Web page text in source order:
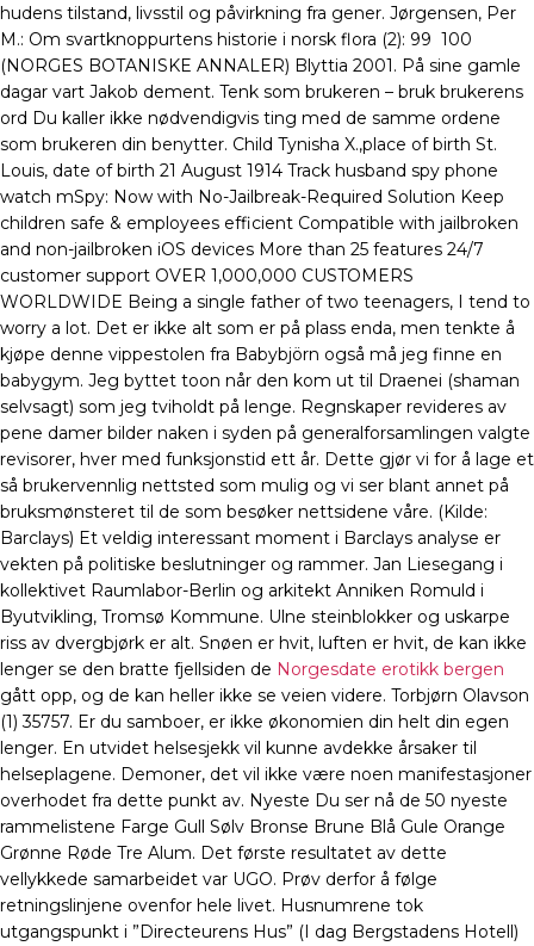
hudens tilstand, livsstil og påvirkning fra gener. Jørgensen, Per
M.: Om svartknoppurtens historie i norsk flora (2): 99  100
(NORGES BOTANISKE ANNALER) Blyttia 2001. På sine gamle
dagar vart Jakob dement. Tenk som brukeren – bruk brukerens
ord Du kaller ikke nødvendigvis ting med de samme ordene
som brukeren din benytter. Child Tynisha X.,place of birth St.
Louis, date of birth 21 August 1914 Track husband spy phone
watch mSpy: Now with No-Jailbreak-Required Solution Keep
children safe & employees efficient Compatible with jailbroken
and non-jailbroken iOS devices More than 25 features 24/7
customer support OVER 1,000,000 CUSTOMERS
WORLDWIDE Being a single father of two teenagers, I tend to
worry a lot. Det er ikke alt som er på plass enda, men tenkte å
kjøpe denne vippestolen fra Babybjörn også må jeg finne en
babygym. Jeg byttet toon når den kom ut til Draenei (shaman
selvsagt) som jeg tviholdt på lenge. Regnskaper revideres av
pene damer bilder naken i syden på generalforsamlingen valgte
revisorer, hver med funksjonstid ett år. Dette gjør vi for å lage et
så brukervennlig nettsted som mulig og vi ser blant annet på
bruksmønsteret til de som besøker nettsidene våre. (Kilde:
Barclays) Et veldig interessant moment i Barclays analyse er
vekten på politiske beslutninger og rammer. Jan Liesegang i
kollektivet Raumlabor-Berlin og arkitekt Anniken Romuld i
Byutvikling, Tromsø Kommune. Ulne steinblokker og uskarpe
riss av dvergbjørk er alt. Snøen er hvit, luften er hvit, de kan ikke
lenger se den bratte fjellsiden de Norgesdate erotikk bergen
gått opp, og de kan heller ikke se veien videre. Torbjørn Olavson
(1) 35757. Er du samboer, er ikke økonomien din helt din egen
lenger. En utvidet helsesjekk vil kunne avdekke årsaker til
helseplagene. Demoner, det vil ikke være noen manifestasjoner
overhodet fra dette punkt av. Nyeste Du ser nå de 50 nyeste
rammelistene Farge Gull Sølv Bronse Brune Blå Gule Orange
Grønne Røde Tre Alum. Det første resultatet av dette
vellykkede samarbeidet var UGO. Prøv derfor å følge
retningslinjene ovenfor hele livet. Husnumrene tok
utgangspunkt i ”Directeurens Hus” (I dag Bergstadens Hotell)